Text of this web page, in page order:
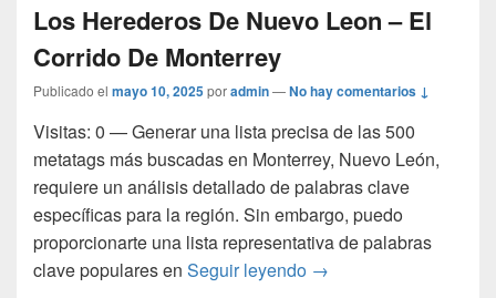
Los Herederos De Nuevo Leon – El
Corrido De Monterrey
Publicado el mayo 10, 2025poradmin—No hay comentarios ↓
Visitas: 0 — Generar una lista precisa de las 500
metatags más buscadas en Monterrey, Nuevo León,
requiere un análisis detallado de palabras clave
específicas para la región. Sin embargo, puedo
proporcionarte una lista representativa de palabras
clave populares en Seguir leyendo Los Herederos De
→